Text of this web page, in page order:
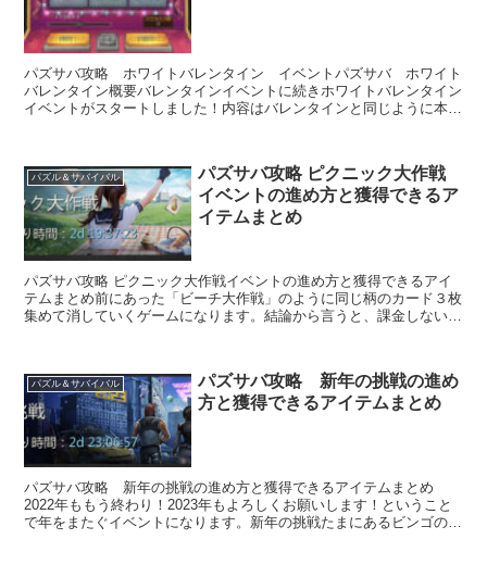
パズサバ攻略 ホワイトバレンタイン イベントパズサバ ホワイト
バレンタイン概要バレンタインイベントに続きホワイトバレンタイン
イベントがスタートしました！内容はバレンタインと同じように本日
パズル＆サバイバル
パズサバ攻略 ピクニック大作戦
イベントの進め方と獲得できるア
イテムまとめ
パズサバ攻略 ピクニック大作戦イベントの進め方と獲得できるアイ
テムまとめ前にあった「ビーチ大作戦」のように同じ柄のカード３枚
集めて消していくゲームになります。結論から言うと、課金しないと
パズル＆サバイバル
パズサバ攻略 新年の挑戦の進め
方と獲得できるアイテムまとめ
パズサバ攻略 新年の挑戦の進め方と獲得できるアイテムまとめ
2022年ももう終わり！2023年もよろしくお願いします！ということ
で年をまたぐイベントになります。新年の挑戦たまにあるビンゴのよ